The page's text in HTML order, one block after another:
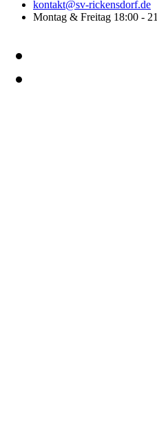
kontakt@sv-rickensdorf.de
Montag & Freitag 18:00 -